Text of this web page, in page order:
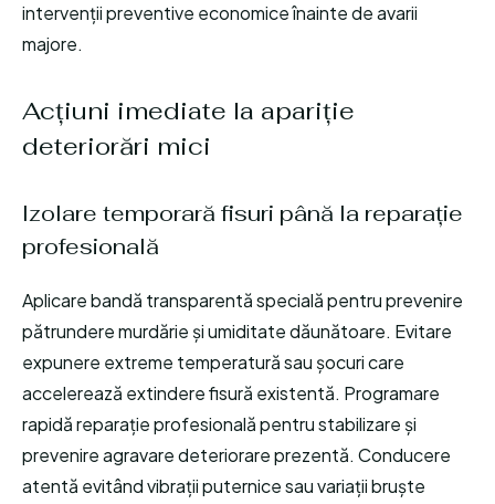
intervenții preventive economice înainte de avarii
majore.
Acțiuni imediate la apariție
deteriorări mici
Izolare temporară fisuri până la reparație
profesională
Aplicare bandă transparentă specială pentru prevenire
pătrundere murdărie și umiditate dăunătoare. Evitare
expunere extreme temperatură sau șocuri care
accelerează extindere fisură existentă. Programare
rapidă reparație profesională pentru stabilizare și
prevenire agravare deteriorare prezentă. Conducere
atentă evitând vibrații puternice sau variații bruște